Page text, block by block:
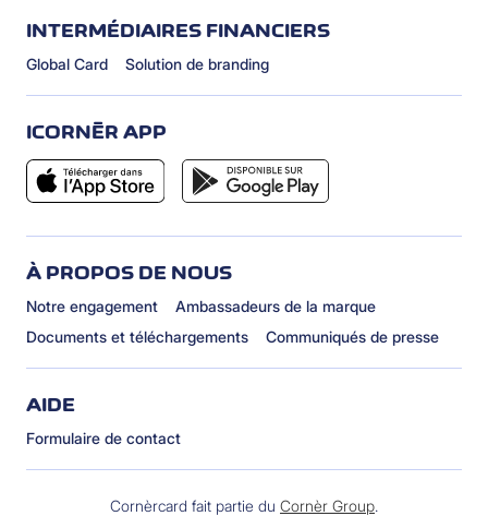
INTERMÉDIAIRES FINANCIERS
Global Card Solution de branding
ICORNÈR APP
À PROPOS DE NOUS
Notre engagement
Ambassadeurs de la marque
Documents et téléchargements
Communiqués de presse
AIDE
Formulaire de contact
Cornèrcard fait partie du Cornèr Group.